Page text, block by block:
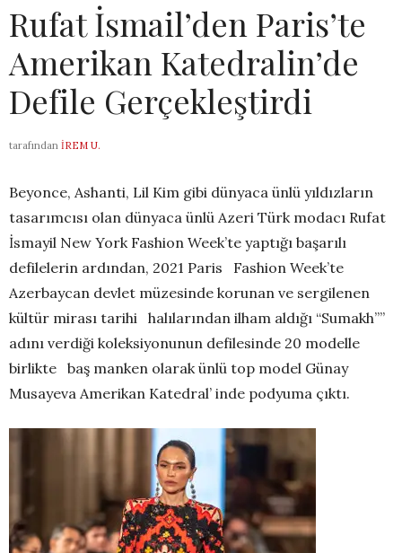
Rufat İsmail’den Paris’te
Amerikan Katedralin’de
Defile Gerçekleştirdi
tarafından İREM U.
Beyonce, Ashanti, Lil Kim gibi dünyaca ünlü yıldızların
tasarımcısı olan dünyaca ünlü Azeri Türk modacı Rufat
İsmayil New York Fashion Week’te yaptığı başarılı
defilelerin ardından, 2021 Paris Fashion Week’te
Azerbaycan devlet müzesinde korunan ve sergilenen
kültür mirası tarihi halılarından ilham aldığı “Sumakh””
adını verdiği koleksiyonunun defilesinde 20 modelle
birlikte baş manken olarak ünlü top model Günay
Musayeva Amerikan Katedral’ inde podyuma çıktı.